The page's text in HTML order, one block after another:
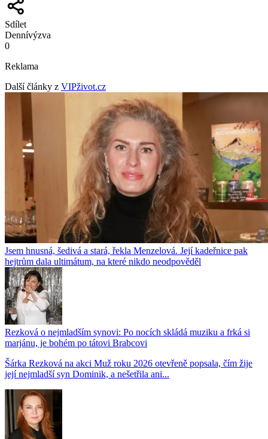
Sdílet
Dennívýzva
0
Reklama
Další články z VIPživot.cz
Jsem hnusná, šedivá a stará, řekla Menzelová. Její kadeřnice pak
hejtrům dala ultimátum, na které nikdo neodpověděl
Rezková o nejmladším synovi: Po nocích skládá muziku a frká si
marjánu, je bohém po tátovi Brabcovi
Šárka Rezková na akci Muž roku 2026 otevřeně popsala, čím žije
její nejmladší syn Dominik, a nešetřila ani...